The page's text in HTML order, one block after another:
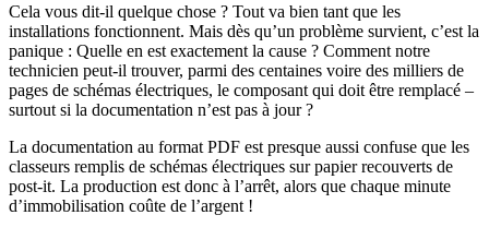
Cela vous dit-il quelque chose ? Tout va bien tant que les
installations fonctionnent. Mais dès qu’un problème survient, c’est la
panique : Quelle en est exactement la cause ? Comment notre
technicien peut-il trouver, parmi des centaines voire des milliers de
pages de schémas électriques, le composant qui doit être remplacé –
surtout si la documentation n’est pas à jour ?
La documentation au format PDF est presque aussi confuse que les
classeurs remplis de schémas électriques sur papier recouverts de
post-it. La production est donc à l’arrêt, alors que chaque minute
d’immobilisation coûte de l’argent !